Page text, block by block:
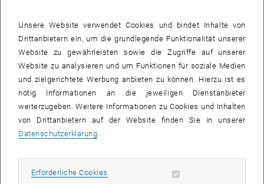
promoviert er (summa cum laude) an der WU mit dem Thema "Die
Identifikation strategischer immaterieller Vermögenswerte imPost-
Merger-Integrationsprozess: Ressourcen- und
Wissensmanagement bei Mergers and Acquisitions, öffnet eine
". Nach Jahren
als Managementberater war er ab 2002 als Assistent am
Department für Management der WU tätig. Auslandsaufenthalte
führten ihn in dieser Zeit an dieUniversity of Liverpool und die
University of Padua. 2008 erlangte er seine Venia Docendi mit einer
Habilitation über "Dynamic capabilities
2007–2009 hatte er zudem (interimistische) W3 Professuren an der
Universität Hamburg und an der Universität Kassel inne. Im Jahr
Unsere Website verwendet Cookies und bindet Inhalte von
Drittanbietern ein, um die grundlegende Funktionalität unserer
Website zu gewährleisten sowie die Zugriffe auf unserer
Website zu analysieren und um Funktionen für soziale Medien
und zielgerichtete Werbung anbieten zu können. Hierzu ist es
nötig Informationen an die jeweiligen Dienstanbieter
weiterzugeben. Weitere Informationen zu Cookies und Inhalten
von Drittanbietern auf der Website finden Sie in unserer
Datenschutzerklärung
Erforderliche Cookies Erforderliche Cookies zulassen